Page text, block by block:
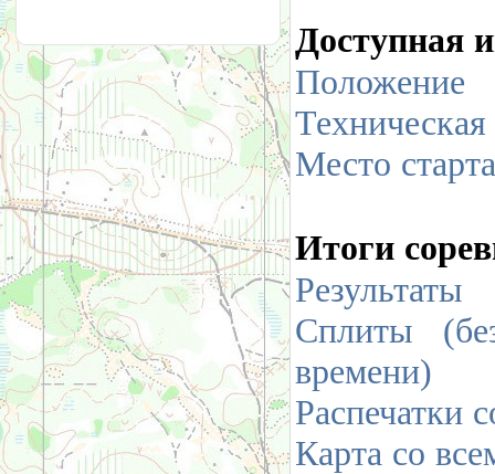
Доступная
Положение
Место
Итоги
Результаты
Сплиты
времени)
Распечатки
Карта со